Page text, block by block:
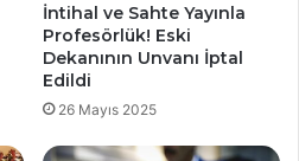
İntihal ve Sahte Yayınla
Profesörlük! Eski
Dekanının Unvanı İptal
Edildi
26 Mayıs 2025